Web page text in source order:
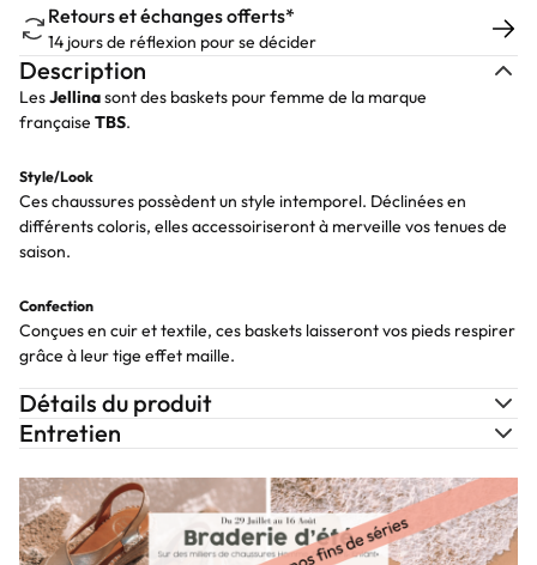
Retours et échanges offerts*
14 jours de réflexion pour se décider
Description
LesJellinasont des baskets pour femme de la marque
française TBS.
Style/Look
Ces chaussures possèdent un style intemporel. Déclinées en
différents coloris, elles accessoiriseront à merveille vos tenues de
saison.
Confection
Conçues en cuir et textile, ces baskets laisseront vos pieds respirer
grâce à leur tige effet maille.
Détails du produit
Entretien